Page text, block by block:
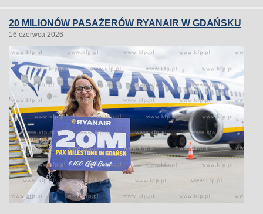
20 MILIONÓW PASAŻERÓW RYANAIR W GDAŃSKU
16 czerwca 2026